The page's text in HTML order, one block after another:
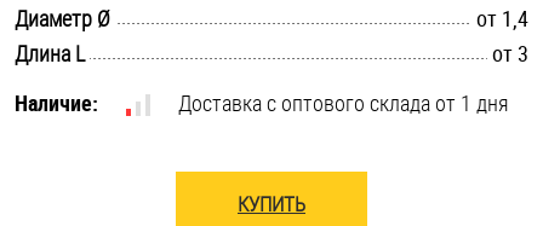
Такелаж
Хомуты
Диаметр Ø
от 1,4
Длина L
от 3
Наличие:
Доставка с оптового склада от 1 дня
КУПИТЬ